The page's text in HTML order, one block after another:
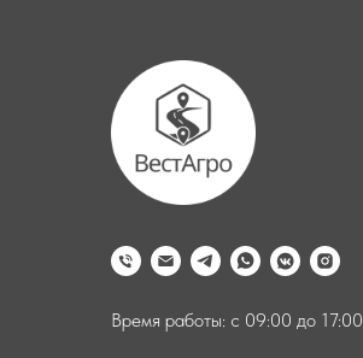
Время работы: с 09:00 до 17:00